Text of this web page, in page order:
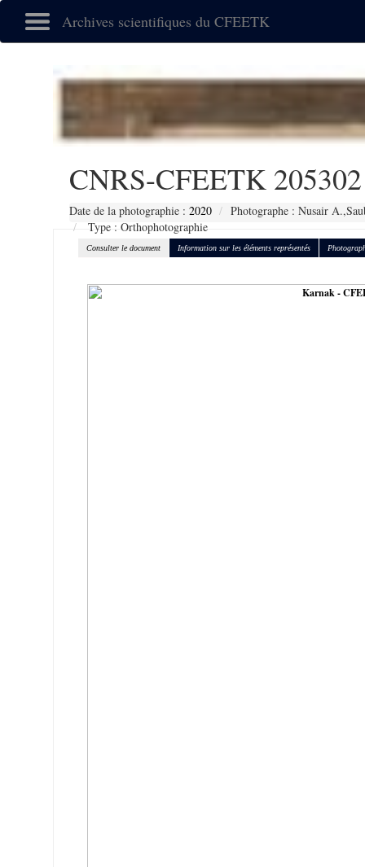
Archives scientifiques du CFEETK
CNRS-CFEETK 205302
Date de la photographie : 2020
Photographe : Nusair
Type : Orthophotographie
Consulter le document Information sur les éléments représentés